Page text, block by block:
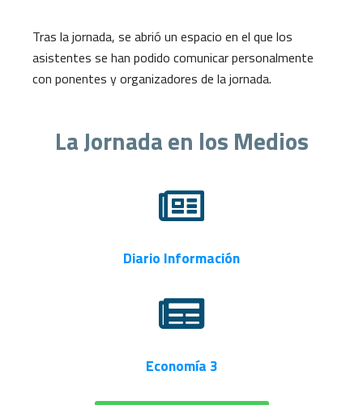
Tras la jornada, se abrió un espacio en el que los
asistentes se han podido comunicar personalmente
con ponentes y organizadores de la jornada.
La Jornada en los Medios
Diario Información
Economía 3